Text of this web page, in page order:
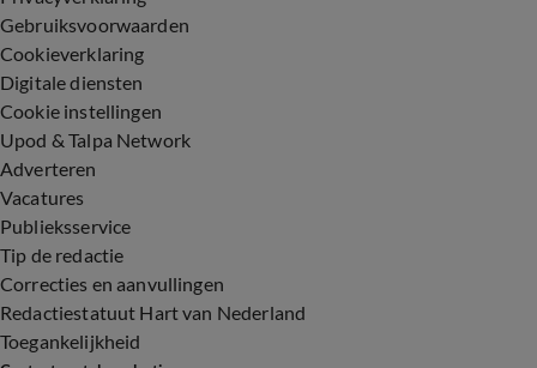
Gebruiksvoorwaarden
Cookieverklaring
Digitale diensten
Cookie instellingen
Upod & Talpa Network
Adverteren
Vacatures
Publieksservice
Tip de redactie
Correcties en aanvullingen
Redactiestatuut Hart van Nederland
Toegankelijkheid